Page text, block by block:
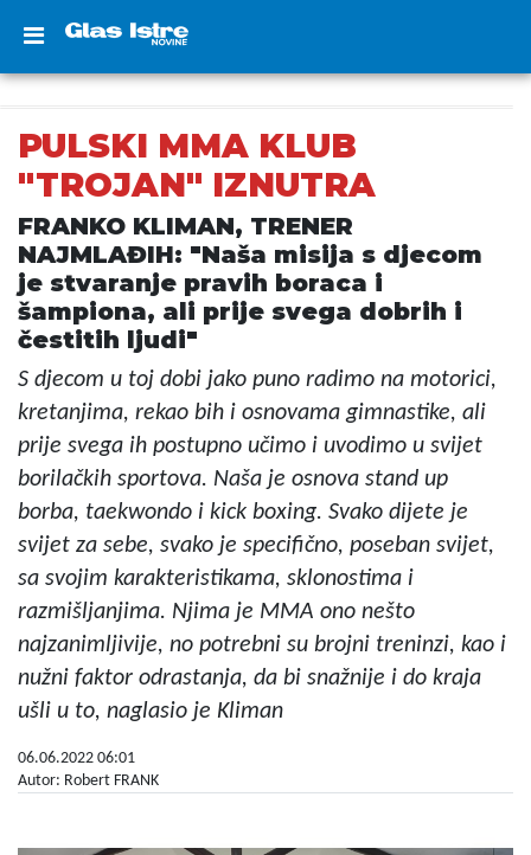
PULSKI MMA KLUB
"TROJAN" IZNUTRA
FRANKO KLIMAN, TRENER
NAJMLAĐIH: "Naša misija s djecom
je stvaranje pravih boraca i
šampiona, ali prije svega dobrih i
čestitih ljudi"
S djecom u toj dobi jako puno radimo na motorici,
kretanjima, rekao bih i osnovama gimnastike, ali
prije svega ih postupno učimo i uvodimo u svijet
borilačkih sportova. Naša je osnova stand up
borba, taekwondo i kick boxing. Svako dijete je
svijet za sebe, svako je specifično, poseban svijet,
sa svojim karakteristikama, sklonostima i
razmišljanjima. Njima je MMA ono nešto
najzanimljivije, no potrebni su brojni treninzi, kao i
nužni faktor odrastanja, da bi snažnije i do kraja
ušli u to, naglasio je Kliman
06.06.2022 06:01
Autor: Robert FRANK